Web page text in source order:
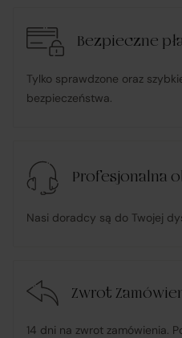
Bezpieczne
Tylko sprawdzone oraz
bezpieczeństwa.
Profesjonalna
Nasi doradcy są do Twojej
Zwrot
14 dni na zwrot zamówienia.
konsumenckie zgodnie z
konsumenta;
lub zwrot środków
udostępnia, na życzenie